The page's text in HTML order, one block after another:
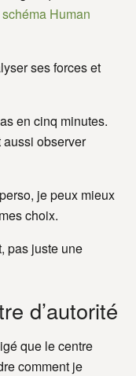
Human
ses forces et
en cinq minutes.
aussi observer
je peux mieux
choix.
pas juste une
d’autorité
que le centre
comment je